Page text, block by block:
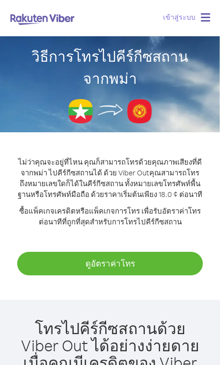
เข้าสู่ระบบ
วิธีการโทรไปคีร์กีซสถาน
จากพม่า
ไม่ว่าคุณจะอยู่ที่ไหน คุณก็สามารถโทรด้วยคุณภาพเสียงที่ดี
จากพม่า ไปคีร์กีซสถานได้ ด้วย Viber Outคุณสามารถโทร
ถึงหมายเลขใดก็ได้ในคีร์กีซสถาน ทั้งหมายเลขโทรศัพท์พื้น
ฐานหรือโทรศัพท์มือถือ ด้วยราคาเริ่มต้นเพียง 18.0 ¢ ต่อนาที
ซื้อแพ็คเกจเครดิตหรือแพ็คเกจการโทร เพื่อรับอัตราค่าโทร
ต่อนาทีที่ถูกที่สุดสำหรับการโทรไปคีร์กีซสถาน
ดูอัตราค่าโทร
โทรไปคีร์กีซสถานด้วย
Viber Out ได้อย่างง่ายดาย